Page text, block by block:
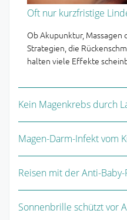
Oft nur kurzfristige
Ob Akupunktur,
Strategien, die
halten viele Effekte
Kein Magenkrebs durch
Magen-Darm-Infekt vom
Reisen mit der Anti-Baby-
Sonnenbrille schützt vor